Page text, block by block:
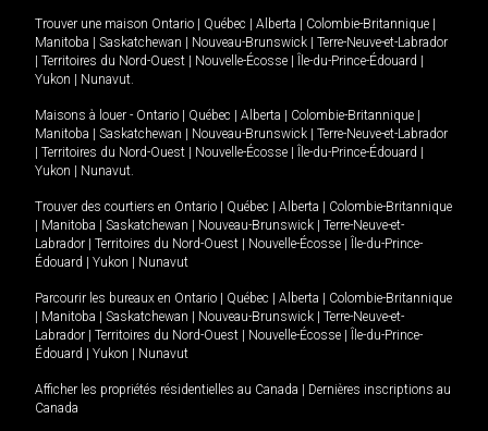
Trouver une maison Ontario Québec Alberta Colombie-Britannique
Manitoba
Saskatchewan Nouveau-Brunswick
Terre-Neuve-et-Labrador
Territoires du Nord-Ouest Nouvelle-Écosse Île-du-Prince-Édouard
Yukon
Nunavut.
Maisons à louer - Ontario Québec Alberta Colombie-Britannique
Manitoba
Saskatchewan Nouveau-Brunswick
Terre-Neuve-et-Labrador
Territoires du Nord-Ouest Nouvelle-Écosse Île-du-Prince-Édouard
Yukon
Nunavut.
Trouver des courtiers en Ontario Québec Alberta
Colombie-Britannique
Manitoba Saskatchewan Nouveau-Brunswick
Terre-Neuve-et-
Labrador
Territoires du Nord-Ouest Nouvelle-Écosse
Île-du-Prince-
Édouard
Yukon Nunavut
Parcourir les bureaux en Ontario Québec Alberta
Colombie-Britannique
Manitoba Saskatchewan Nouveau-Brunswick
Terre-Neuve-et-
Labrador
Territoires du Nord-Ouest Nouvelle-Écosse
Île-du-Prince-
Édouard
Yukon Nunavut
Afficher les propriétés résidentielles au Canada
Dernières inscriptions au
Canada